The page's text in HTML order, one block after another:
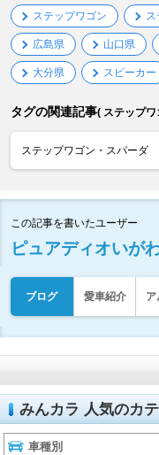
ステップワゴン ス
広島県 山口県
大分県 スピーカー
タグの関連記事( ステップワ
ステップワゴン・スパーダ
この記事を書いたユーザー
ピュアディオいが
ブログ 愛車紹介 ア
みんカラ 人気のカ
車種別